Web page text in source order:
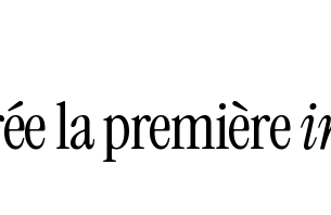
la première